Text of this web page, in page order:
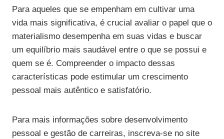
Para aqueles que se empenham em cultivar uma
vida mais significativa, é crucial avaliar o papel que o
materialismo desempenha em suas vidas e buscar
um equilíbrio mais saudável entre o que se possui e
quem se é. Compreender o impacto dessas
características pode estimular um crescimento
pessoal mais autêntico e satisfatório.
Para mais informações sobre desenvolvimento
pessoal e gestão de carreiras, inscreva-se no site